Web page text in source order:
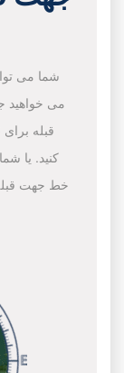
شما می
می خواهید
قبله برای
کنید. یا
خط جهت